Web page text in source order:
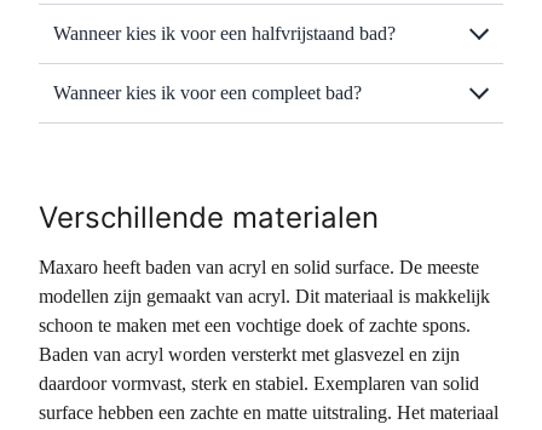
Wanneer kies ik voor een halfvrijstaand bad?
Wanneer kies ik voor een compleet bad?
Verschillende materialen
Maxaro heeft baden van acryl en solid surface. De meeste
modellen zijn gemaakt van acryl. Dit materiaal is makkelijk
schoon te maken met een vochtige doek of zachte spons.
Baden van acryl worden versterkt met glasvezel en zijn
daardoor vormvast, sterk en stabiel. Exemplaren van solid
surface hebben een zachte en matte uitstraling. Het materiaal